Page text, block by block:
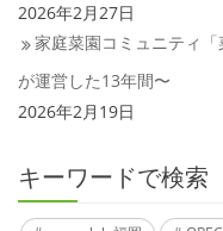
2026年2月27日
家庭菜園コミュニティ
が運営した13年間〜
2026年2月19日
キーワードで検索